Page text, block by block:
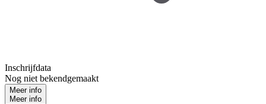
Inschrijfdata
Nog niet bekendgemaakt
Meer info
Meer info